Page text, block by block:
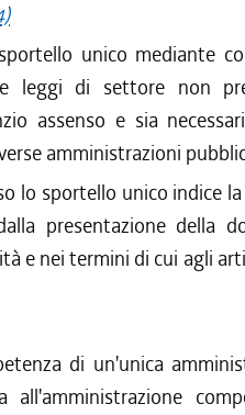
unico mediante
leggi di settore non
assenso e sia
amministrazioni
lo sportello unico indice
presentazione della
e nei termini di cui agli
di un'unica